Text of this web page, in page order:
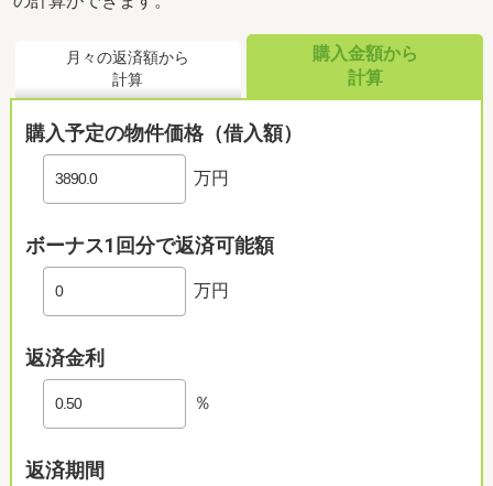
月々の返済額から
計算
購入金額から
計算
購入予定の物件価格（借入額）
万円
ボーナス1回分で返済可能額
万円
返済金利
％
返済期間